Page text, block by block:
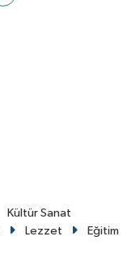
Kültür Sanat
Lezzet Eğitim